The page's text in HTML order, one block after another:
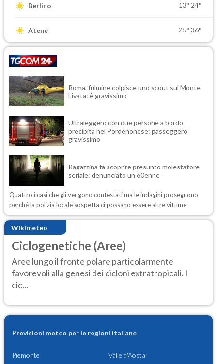
Berlino 13° 24°
Atene 25° 36°
Roma, fulmine colpisce uno scout sul Monte
Livata: è gravissimo
Ultraleggero con due persone a bordo
precipita nel Pordenonese: passeggero
gravissimo
Ragazzina fa scoprire presunto molestatore
seriale: denunciato un 60enne
Quattro i casi che gli vengono contestati ma le indagini proseguono
perché la polizia locale sospetta ci possano essere altre vittime
Wikimeteo
Ciclogenetiche (Aree)
Aree lungo il fronte polare particolarmente
favorevoli alla genesi dei cicloni extratropicali. I
cic...
Previsioni meteo per le regioni italiane
Piemonte Valle d'Aosta